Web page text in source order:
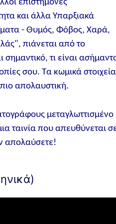
επιστήμονες
και άλλα Υπαρξιακά
- Θυμός, Φόβος, Χαρά,
πιάνεται από το
τι είναι
σου. Τα κωμικά στοιχεία
απολαυστική.
μεταγλωττισμένο
ταινία που απευθύνεται
απολαύσετε!